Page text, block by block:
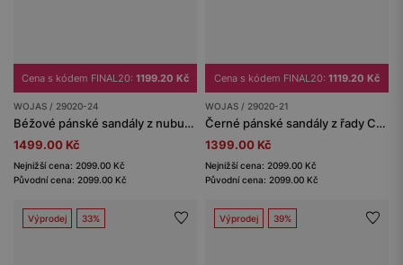
Cena s kódem FINAL20: 1199.20 Kč
WOJAS / 29020-24
Béžové pánské sandály z nubuku z kolekce Comfort
1499.00 Kč
Nejnižší cena: 2099.00 Kč
Původní cena: 2099.00 Kč
Cena s kódem FINAL20: 1119.20 Kč
WOJAS / 29020-21
Černé pánské sandály z řady Comfort
1399.00 Kč
Nejnižší cena: 2099.00 Kč
Původní cena: 2099.00 Kč
Výprodej 33% Výprodej 39%